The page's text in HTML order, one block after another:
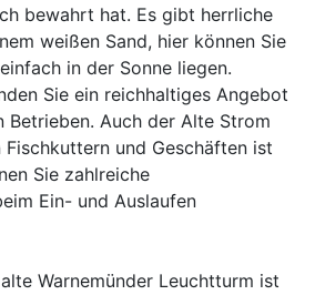
bewahrt hat. Es gibt herrliche
weißen Sand, hier können Sie
in der Sonne liegen.
Sie ein reichhaltiges Angebot
Betrieben. Auch der Alte Strom
Fischkuttern und Geschäften ist
Sie zahlreiche
Ein- und Auslaufen
Warnemünder Leuchtturm ist